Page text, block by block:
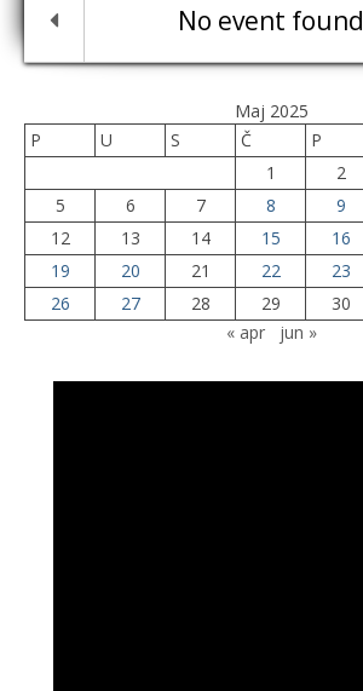
No event found
Maj 2025
P
U S Č P
1
2
5
6 7 8 9
12
13 14 15 16
19
20 21 22 23
26
27 28 29 30
« apr
jun »